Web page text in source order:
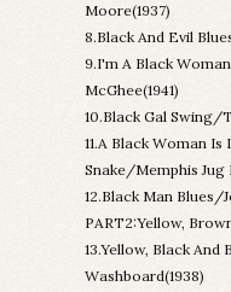
Moore(1937)
8.Black And Evil
9.I'm A Black
McGhee(1941)
10.Black Gal Swing/
11.A Black Woman Is
Snake/Memphis Jug
12.Black Man Blues/
PART2:Yellow,
13.Yellow, Black
Washboard(1938)